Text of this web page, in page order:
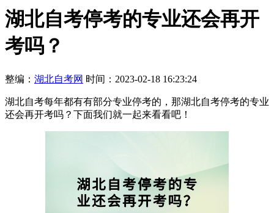
湖北自考停考的专业还会再开
考吗？
整编： 湖北自考网 时间：2023-02-18 16:23:24
湖北自考每年都有有部分专业停考的，那湖北自考停考的专业
还会再开考吗？下面我们就一起来看看吧！